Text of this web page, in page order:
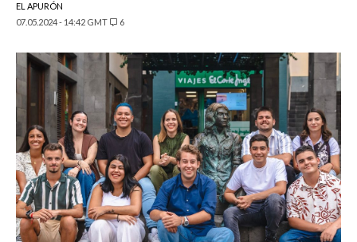
EL APURÓN
07.05.2024 - 14:42 GMT
6